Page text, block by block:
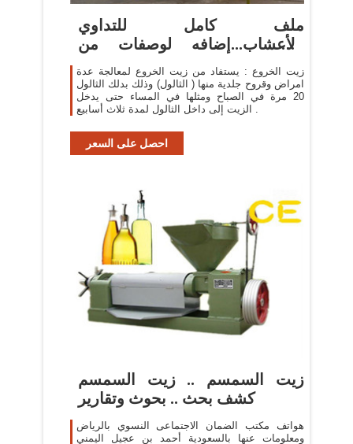
ملف كامل للتداوي
بالأعشاب...إضافه لوصفات من
الطبيعه لل د
زيت الخروع : يستفاد من زيت الخروع لمعالجة عدة
امراض وقروح جلدية منها ( الثالول) وذلك بدلك الثالول
20 مرة في الصباح ومثلها في المساء حتى يدخل
الزيت إلى داخل الثالول لمدة ثلاث أسابيع .
احصل على السعر
زيت السمسم .. زيت السمسم
كشف بحث .. بحوث وتقارير
هواتف مكتب الضمان الاجتماعى النسوي بالرياض
ومعلومات عنها بالسعودية أحمد بن عجيل اليمني